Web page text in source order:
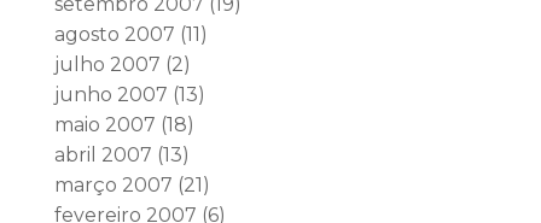
agosto 2007 (11)
julho 2007 (2)
junho 2007 (13)
maio 2007 (18)
abril 2007 (13)
março 2007 (21)
fevereiro 2007 (6)